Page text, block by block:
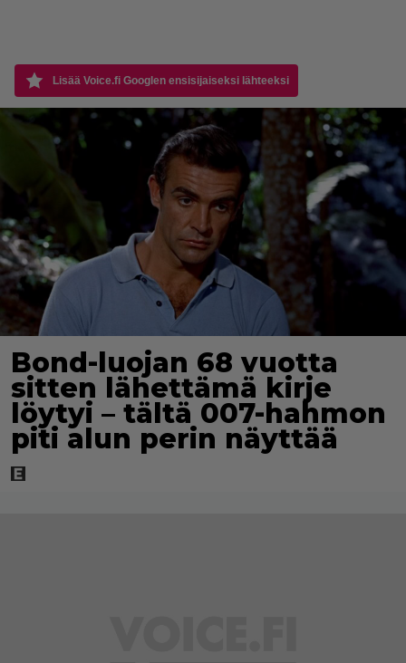
Lisää Voice.fi Googlen ensisijaiseksi lähteeksi
Bond-luojan 68 vuotta
sitten lähettämä kirje
löytyi – tältä 007-hahmon
piti alun perin näyttää